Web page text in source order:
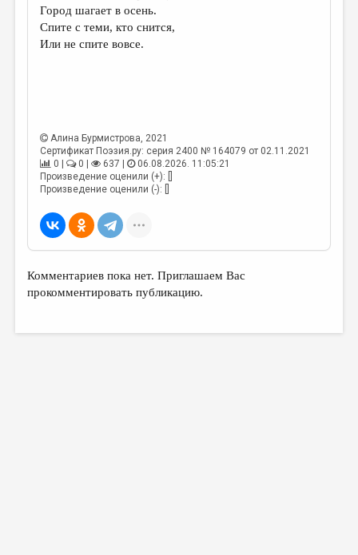
ОБЗОР ЛИТЕРАТУРЫ
РЕДКОЛЛЕГИЯ
ОТ РЕДАКЦИИ
ЭССЕИСТИКА
КУЛЬТУРОВЕДЕНИЕ
Город шагает в осень.
Спите с теми, кто снится,
Или не спите вовсе.
Алина Бурмистрова, 2021
Сертификат Поэзия.ру: серия 2400 № 164079 от 02.11.2021
0 |
0 | 637 |
06.08.2026. 11:05:21
Произведение оценили (+): []
Произведение оценили (-): []
Комментариев пока нет. Приглашаем Вас
прокомментировать публикацию.